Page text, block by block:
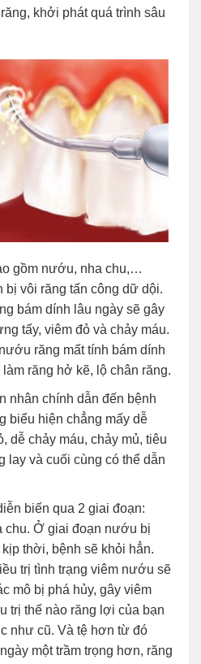
khởi phát quá trình sâu
gồm nướu, nha chu,…
vôi răng tấn công dữ dội.
bám dính lâu ngày sẽ gây
tấy, viêm đỏ và chảy máu.
răng mất tính bám dính
răng hở kẽ, lộ chân răng.
nhân chính dẫn đến bệnh
biểu hiện chẳng mấy dễ
dễ chảy máu, chảy mủ, tiêu
lay và cuối cùng có thể dẫn
biến qua 2 giai đoạn:
chu. Ở giai đoạn nướu bị
thời, bệnh sẽ khỏi hẳn.
trị tình trạng viêm nướu sẽ
mô bị phá hủy, gây viêm
trị thế nào răng lợi của bạn
như cũ. Và tệ hơn từ đó
một trầm trọng hơn, răng